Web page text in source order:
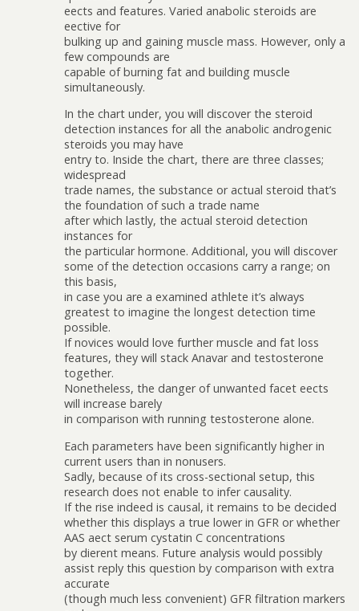
effects and features. Varied anabolic steroids are
effective for
bulking up and gaining muscle mass. However, only a
few compounds are
capable of burning fat and building muscle
simultaneously.
In the chart under, you will discover the steroid
detection instances for all the anabolic androgenic
steroids you may have
entry to. Inside the chart, there are three classes;
widespread
trade names, the substance or actual steroid that’s
the foundation of such a trade name
after which lastly, the actual steroid detection
instances for
the particular hormone. Additional, you will discover
some of the detection occasions carry a range; on
this basis,
in case you are a examined athlete it’s always
greatest to imagine the longest detection time
possible.
If novices would love further muscle and fat loss
features, they will stack Anavar and testosterone
together.
Nonetheless, the danger of unwanted facet effects
will increase barely
in comparison with running testosterone alone.
Each parameters have been significantly higher in
current users than in nonusers.
Sadly, because of its cross-sectional setup, this
research does not enable to infer causality.
If the rise indeed is causal, it remains to be decided
whether this displays a true lower in GFR or whether
AAS affect serum cystatin C concentrations
by different means. Future analysis would possibly
assist reply this question by comparison with extra
accurate
(though much less convenient) GFR filtration markers